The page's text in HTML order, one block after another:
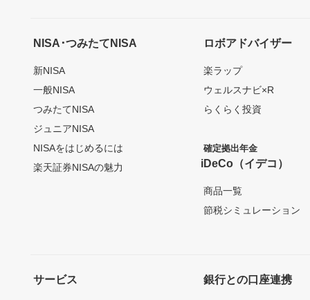
NISA･つみたてNISA
新NISA
一般NISA
つみたてNISA
ジュニアNISA
NISAをはじめるには
楽天証券NISAの魅力
ロボアドバイザー
楽ラップ
ウェルスナビ×R
らくらく投資
確定拠出年金
iDeCo（イデコ）
商品一覧
節税シミュレーション
サービス 銀行との口座連携